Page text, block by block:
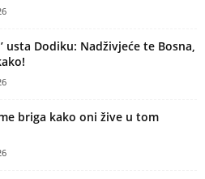
usta Dodiku: Nadživjeće te Bosna,
briga kako oni žive u tom